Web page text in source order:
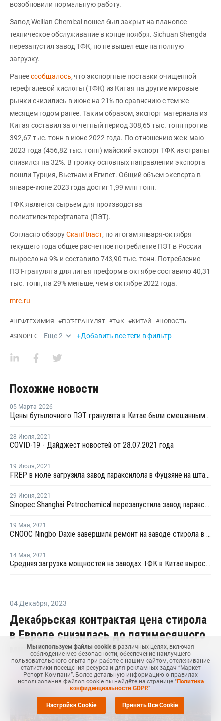
возобновили нормальную работу.
Завод Weilian Chemical вошел был закрыт на плановое
техническое обслуживание в конце ноября. Sichuan Shengda
перезапустил завод ТФК, но не вышел еще на полную
загрузку.
Ранеесообщалось, что экспортные поставки очищенной
терефталевой кислоты (ТФК) из Китая на другие мировые
рынки снизились в июне на 21% по сравнению с тем же
месяцем годом ранее. Таким образом, экспорт материала из
Китая составил за отчетный период 308,65 тыс. тонн против
392,67 тыс. тонн в июне 2022 года. По отношению же к маю
2023 года (456,82 тыс. тонн) майский экспорт ТФК из страны
снизился на 32%. В тройку основных направлений экспорта
вошли Турция, Вьетнам и Египет. Общий объем экспорта в
январе-июне 2023 года достиг 1,99 млн тонн.
ТФК является сырьем для производства
полиэтилентерефталата (ПЭТ).
Согласно обзоруСканПласт, по итогам января-октября
текущего года общее расчетное потребление ПЭТ в России
выросло на 9% и составило 743,90 тыс. тонн. Потребление
ПЭТ-гранулята для литья преформ в октябре составило 40,31
тыс. тонн, на 29% меньше, чем в октябре 2022 года.
mrc.ru
#НЕФТЕХИМИЯ #ПЭТ-ГРАНУЛЯТ #ТФК #КИТАЙ #НОВОСТЬ
#SINOPEC Еще2 +Добавить все теги в фильтр
Похожие новости
05 Марта, 2026
Цены бутылочного ПЭТ гранулята в Китае были смешанными в феврале
28 Июля, 2021
COVID-19 - Дайджест новостей от 28.07.2021 года
19 Июля, 2021
FREP в июле загрузила завод параксилола в Фуцзяне на штатном уровне
29 Июня, 2021
Sinopec Shanghai Petrochemical перезапустила завод параксилола № 1 после планового ремонта
19 Мая, 2021
CNOOC Ningbo Daxie завершила ремонт на заводе стирола в Нинбо
14 Мая, 2021
Средняя загрузка мощностей на заводах ТФК в Китае выросла в начале мая на 3%
04 Декабря, 2023
Декабрьская контрактая цена стирола
в Европе снизилась до пятимесячного
минимума из-за слабого спроса
Мы используем файлы cookie в различных целях, включая
соблюдение мер безопасности, обеспечение наилучшего
пользовательского опыта при работе с нашим сайтом, отслеживание
статистики посещения ресурса и для рекламных задач “Маркет
Репорт Компани”. Более детальную информацию о правилах
использования файлов cookie вы найдёте на странице "Политика
конфиденциальности GDPR".
Настройки Cookie Принять Все Cookie